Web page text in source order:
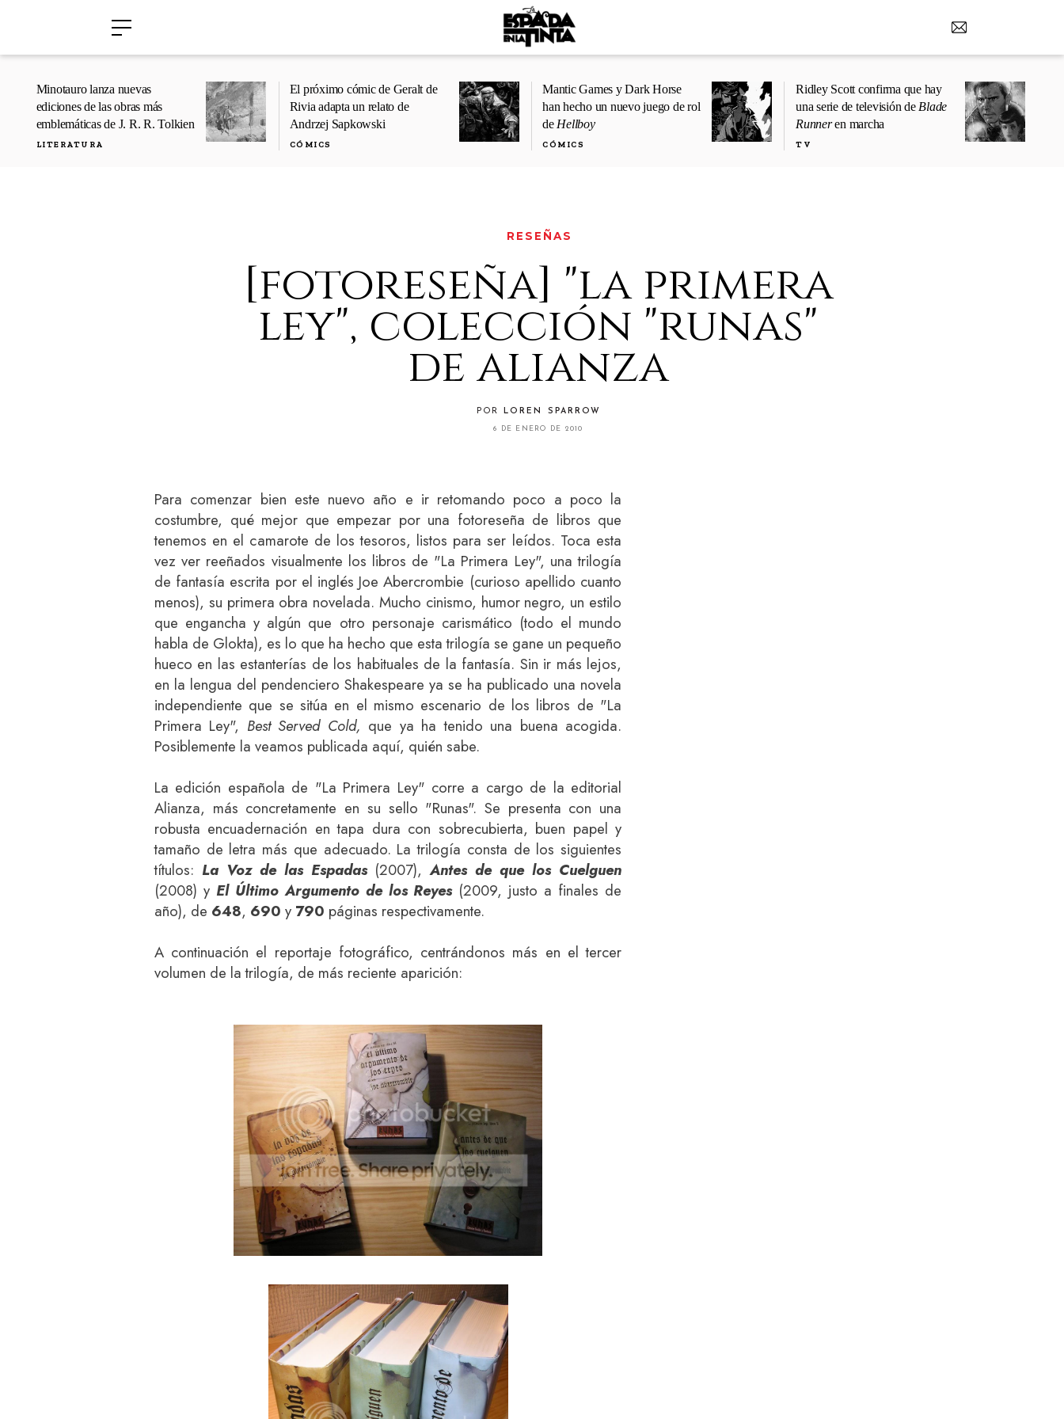
Minotauro lanza nuevas
ediciones de las obras más
emblemáticas de J. R. R. Tolkien
LITERATURA
El próximo cómic de Geralt de
Rivia adapta un relato de
Andrzej Sapkowski
CÓMICS
Mantic Games y Dark Horse
han hecho un nuevo juego de rol
de Hellboy
CÓMICS
Ridley Scott confirma que hay
una serie de televisión de Blade
Runneren marcha
TV
RESEÑAS
[fotoreseña] "la primera
ley", colección "runas"
de alianza
POR LOREN SPARROW
6 DE ENERO DE 2010
Para comenzar bien este nuevo año e ir retomando poco a poco la
costumbre, qué mejor que empezar por una fotoreseña de libros que
tenemos en el camarote de los tesoros, listos para ser leídos. Toca esta
vez ver reeñados visualmente los libros de "La Primera Ley", una trilogía
de fantasía escrita por el inglés Joe Abercrombie (curioso apellido cuanto
menos), su primera obra novelada. Mucho cinismo, humor negro, un estilo
que engancha y algún que otro personaje carismático (todo el mundo
habla de Glokta), es lo que ha hecho que esta trilogía se gane un pequeño
hueco en las estanterías de los habituales de la fantasía. Sin ir más lejos,
en la lengua del pendenciero Shakespeare ya se ha publicado una novela
independiente que se sitúa en el mismo escenario de los libros de "La
Primera Ley", Best Served Cold, que ya ha tenido una buena acogida.
Posiblemente la veamos publicada aquí, quién sabe.
La edición española de "La Primera Ley" corre a cargo de la editorial
Alianza, más concretamente en su sello "Runas". Se presenta con una
robusta encuadernación en tapa dura con sobrecubierta, buen papel y
tamaño de letra más que adecuado. La trilogía consta de los siguientes
títulos: La Voz de las Espadas (2007),Antes de que los Cuelguen
(2008) y El Último Argumento de los Reyes (2009, justo a finales de
año), de 648, 690 y 790 páginas respectivamente.
A continuación el reportaje fotográfico, centrándonos más en el tercer
volumen de la trilogía, de más reciente aparición:
›